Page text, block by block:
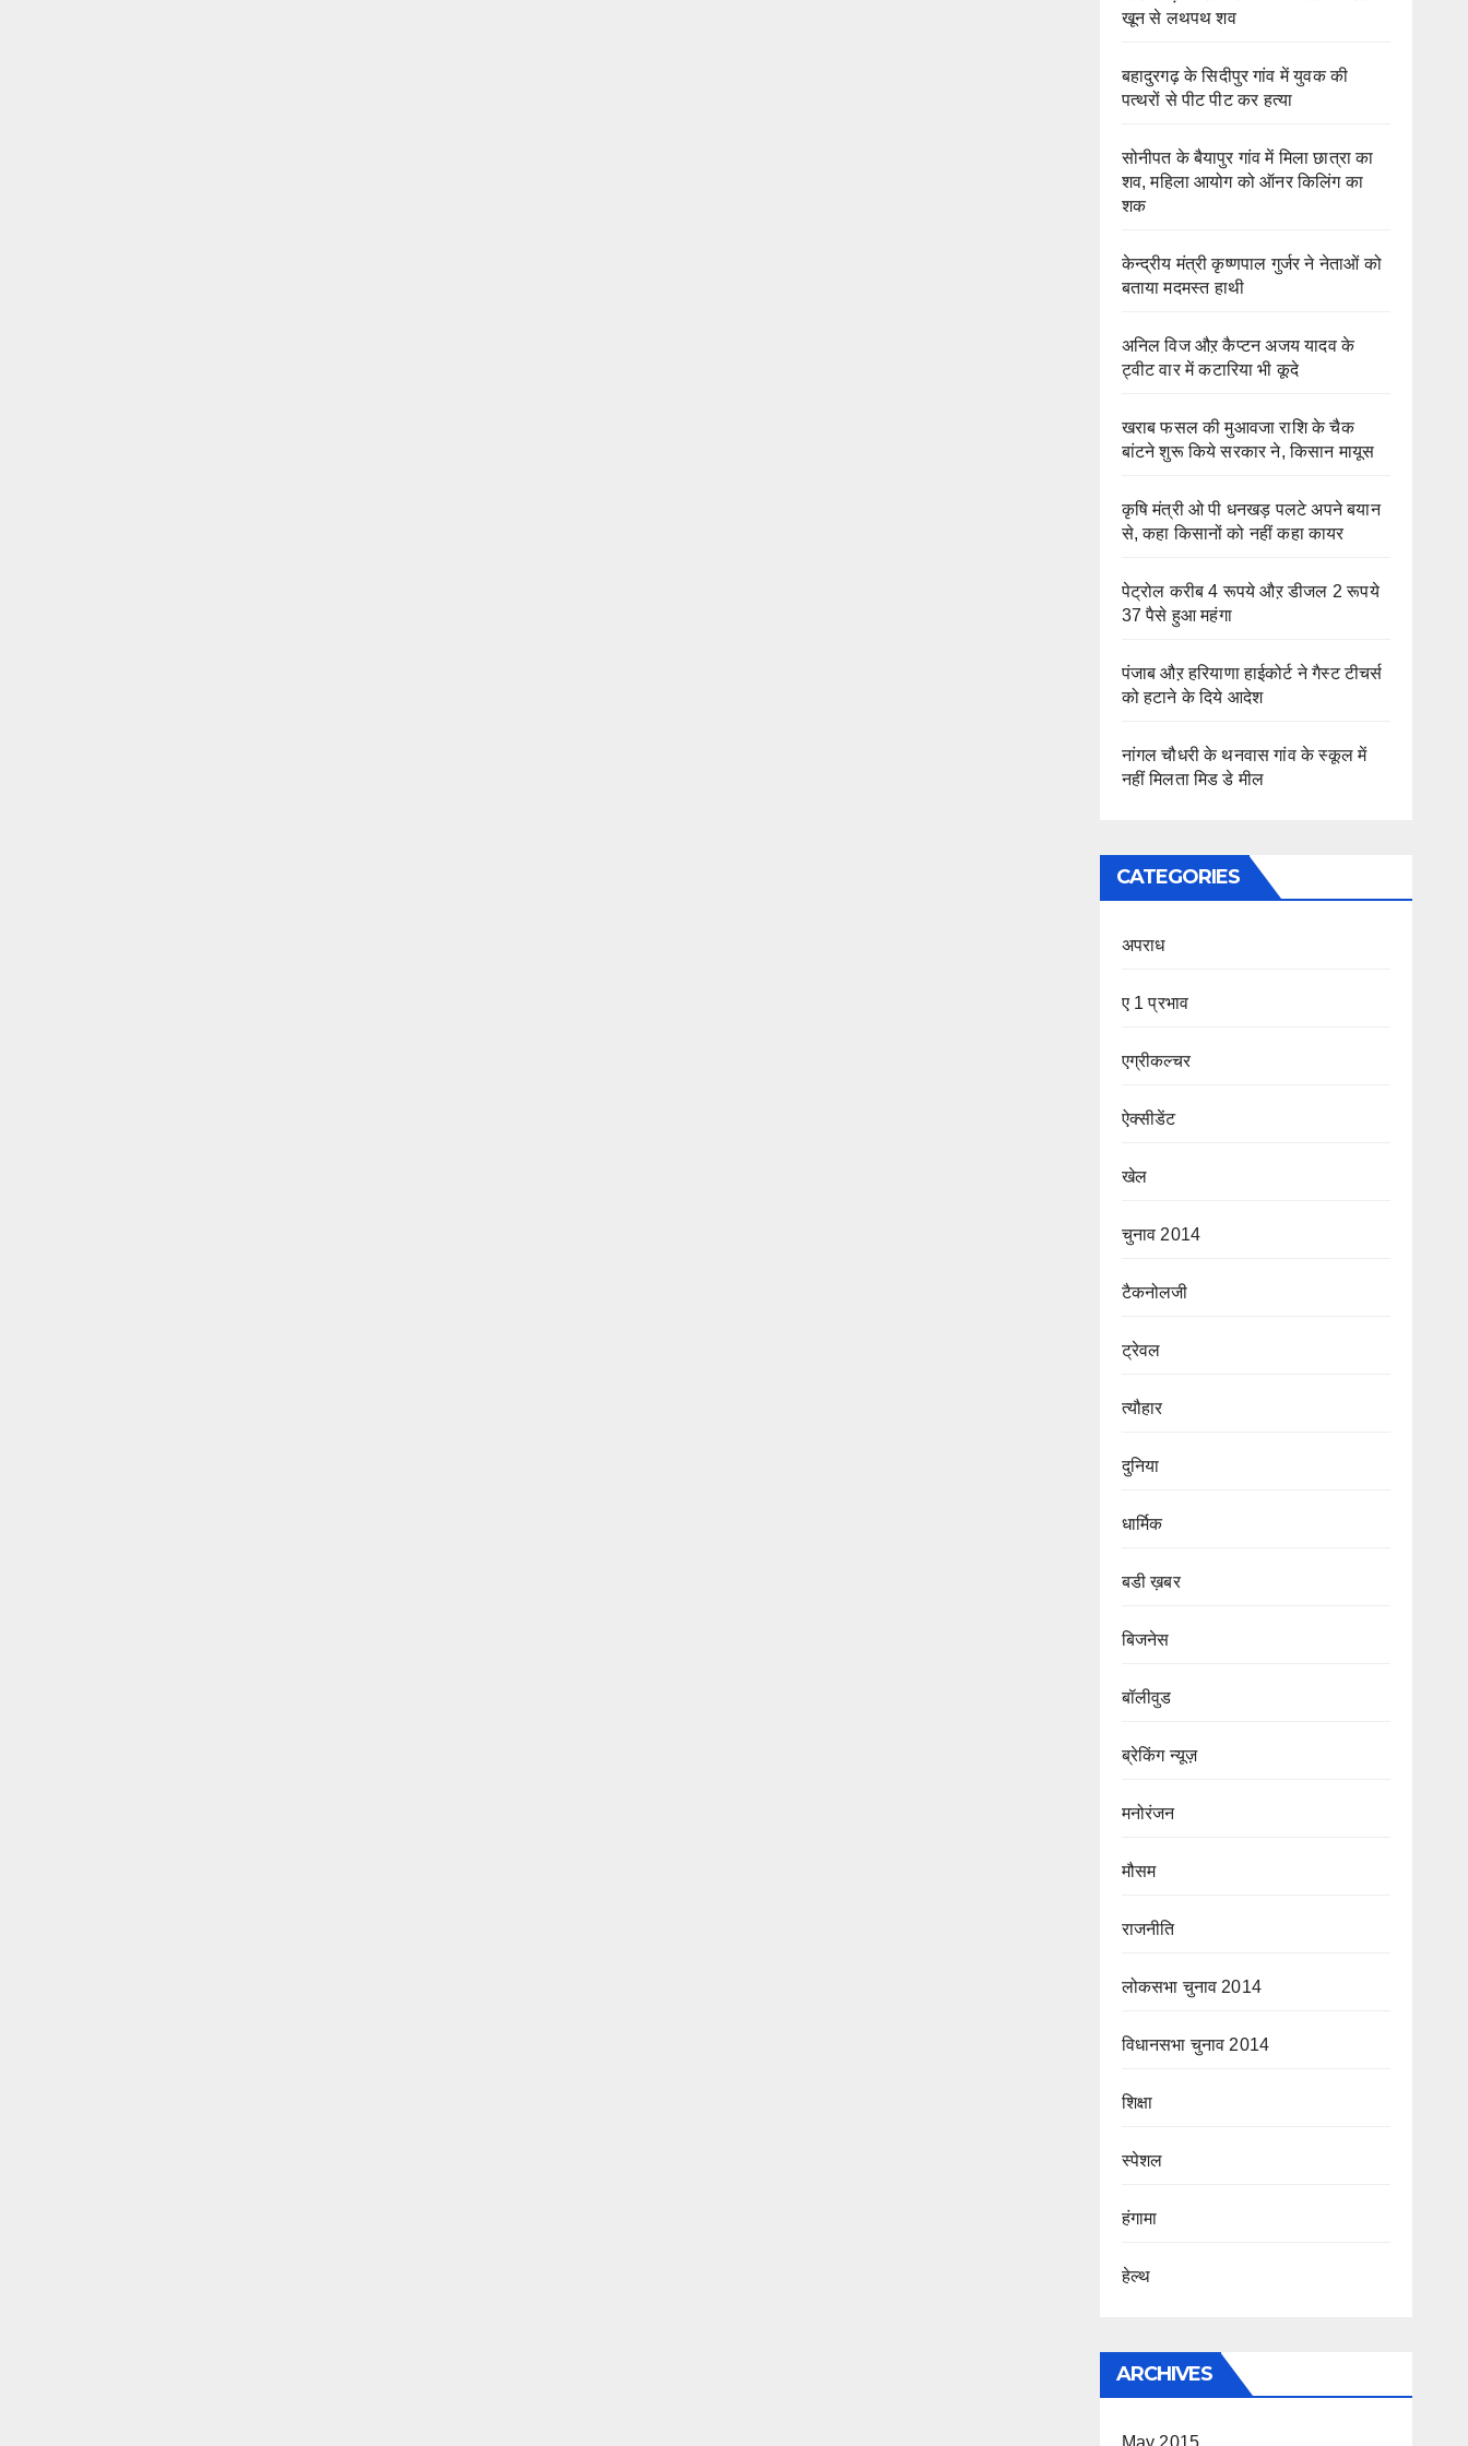
खून से लथपथ शव
बहादुरगढ़ के सिदीपुर गांव में युवक की
पत्थरों से पीट पीट कर हत्या
सोनीपत के बैयापुर गांव में मिला छात्रा का
शव, महिला आयोग को ऑनर किलिंग का
शक
केन्द्रीय मंत्री कृष्णपाल गुर्जर ने नेताओं को
बताया मदमस्त हाथी
अनिल विज औऱ कैप्टन अजय यादव के
ट्वीट वार में कटारिया भी कूदे
खराब फसल की मुआवजा राशि के चैक
बांटने शुरू किये सरकार ने, किसान मायूस
कृषि मंत्री ओ पी धनखड़ पलटे अपने बयान
से, कहा किसानों को नहीं कहा कायर
पेट्रोल करीब 4 रूपये औऱ डीजल 2 रूपये
37 पैसे हुआ महंगा
पंजाब औऱ हरियाणा हाईकोर्ट ने गैस्ट टीचर्स
को हटाने के दिये आदेश
नांगल चौधरी के थनवास गांव के स्कूल में
नहीं मिलता मिड डे मील
CATEGORIES
अपराध
ए 1 प्रभाव
एग्रीकल्चर
ऐक्सीडेंट
खेल
चुनाव 2014
टैकनोलजी
ट्रेवल
त्यौहार
दुनिया
धार्मिक
बडी ख़बर
बिजनेस
बॉलीवुड
ब्रेकिंग न्यूज़
मनोरंजन
मौसम
राजनीति
लोकसभा चुनाव 2014
विधानसभा चुनाव 2014
शिक्षा
स्पेशल
हंगामा
हेल्थ
ARCHIVES
May 2015